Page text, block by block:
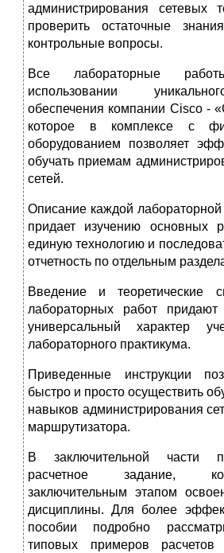
администрирования сетевых
проверить остаточные
контрольные вопросы.
Все лабораторные
использовании
обеспечения компании Cisco -
которое в комплексе с
оборудованием позволяет
обучать приемам
сетей.
Описание каждой
придает изучению основных
единую технологию и
отчетность по отдельным
Введение и теоретические
лабораторных работ придают
универсальный характер
лабораторного практикума.
Приведенные инструкции
быстро и просто осуществить
навыков администрирования
маршрутизатора.
В заключительной части
расчетное задание,
заключительным этапом
дисциплины. Для более
пособии подробно
типовых примеров